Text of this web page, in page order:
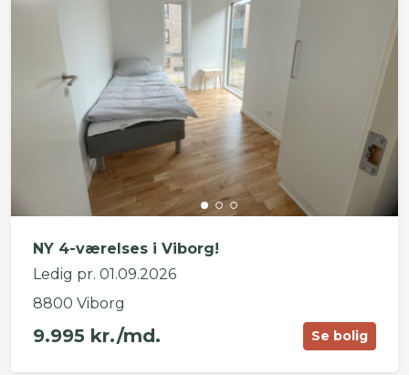
NY 4-værelses i Viborg!
Ledig pr. 01.09.2026
8800 Viborg
9.995 kr./md. Se bolig